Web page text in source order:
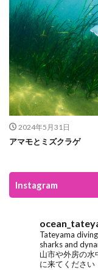
2024年5月31日
アマモとミズクラゲ
Instagram
Tateyama diving
sharks and
山市や外房の水
に来てください